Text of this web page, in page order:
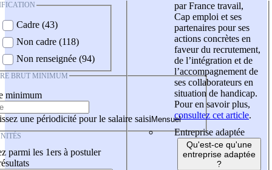
Cadre (43)
Non cadre (118)
Non renseignée (94)
BRUT MINIMUM
minimum
une périodicité pour le salaire saisi
parmi les 1ers à postuler
par France travail,
Cap emploi et ses
partenaires pour ses
actions concrètes en
faveur du recrutement,
de l’intégration et de
l’accompagnement de
ses collaborateurs en
situation de handicap.
Pour en savoir plus,
consultez cet article.
Entreprise adaptée
Qu'est-ce qu'une
entreprise adaptée
?